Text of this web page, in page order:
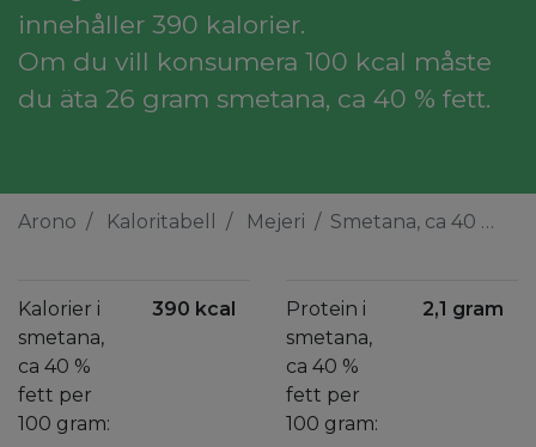
innehåller 390 kalorier.
Om du vill konsumera 100 kcal måste
du äta 26 gram smetana, ca 40 % fett.
Arono Kaloritabell Mejeri Smetana, ca 40 % fett
Kalorier i
smetana,
ca 40 %
fett per
100 gram:
390 kcal
Protein i
smetana,
ca 40 %
fett per
100 gram:
2,1 gram